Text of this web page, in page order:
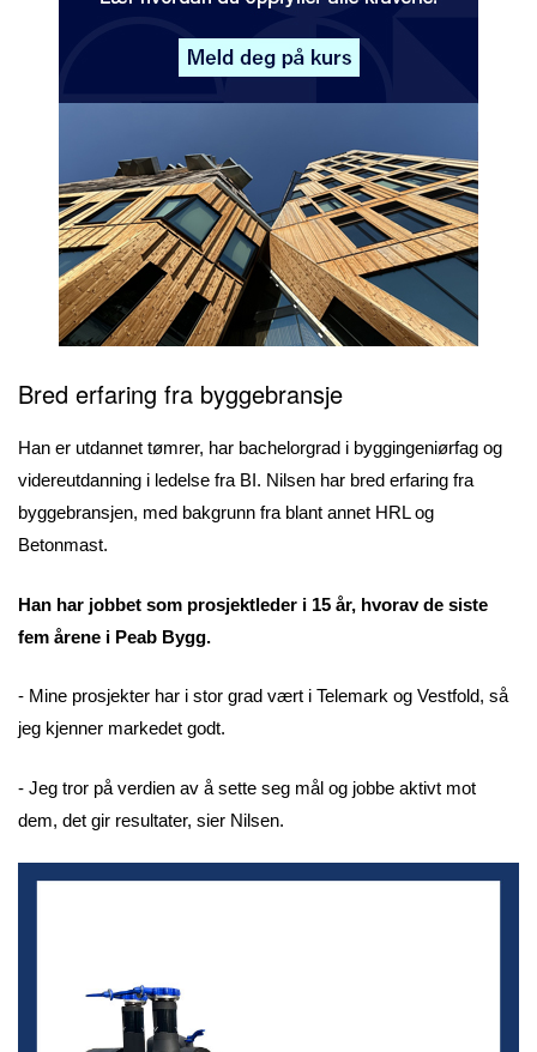
Bred erfaring fra byggebransje
Han er utdannet tømrer, har bachelorgrad i byggingeniørfag og
videreutdanning i ledelse fra BI. Nilsen har bred erfaring fra
byggebransjen, med bakgrunn fra blant annet HRL og
Betonmast.
Han har jobbet som prosjektleder i 15 år, hvorav de siste
fem årene i Peab Bygg.
- Mine prosjekter har i stor grad vært i Telemark og Vestfold, så
jeg kjenner markedet godt.
- Jeg tror på verdien av å sette seg mål og jobbe aktivt mot
dem, det gir resultater, sier Nilsen.